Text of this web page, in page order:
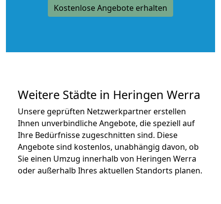
Kostenlose Angebote erhalten
Weitere Städte in Heringen Werra
Unsere geprüften Netzwerkpartner erstellen
Ihnen unverbindliche Angebote, die speziell auf
Ihre Bedürfnisse zugeschnitten sind. Diese
Angebote sind kostenlos, unabhängig davon, ob
Sie einen Umzug innerhalb von Heringen Werra
oder außerhalb Ihres aktuellen Standorts planen.